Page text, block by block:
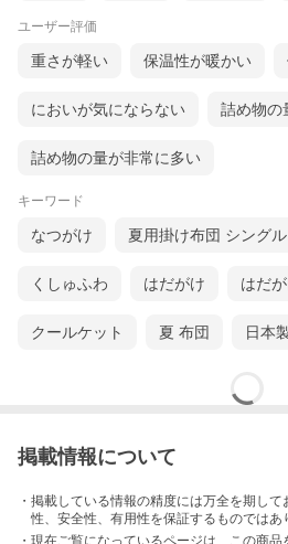
ユーザー評価
重さが軽い 保温性が暖かい
においが気にならない 詰め物の
詰め物の量が非常に多い
キーワード
なつがけ 夏用掛け布団 シングル
くしゅふわ はだがけ はだ
クールケット 夏 布団 日本
掲載情報について
・掲載している情報の精度には万全を期し
性、安全性、有用性を保証するものではあ